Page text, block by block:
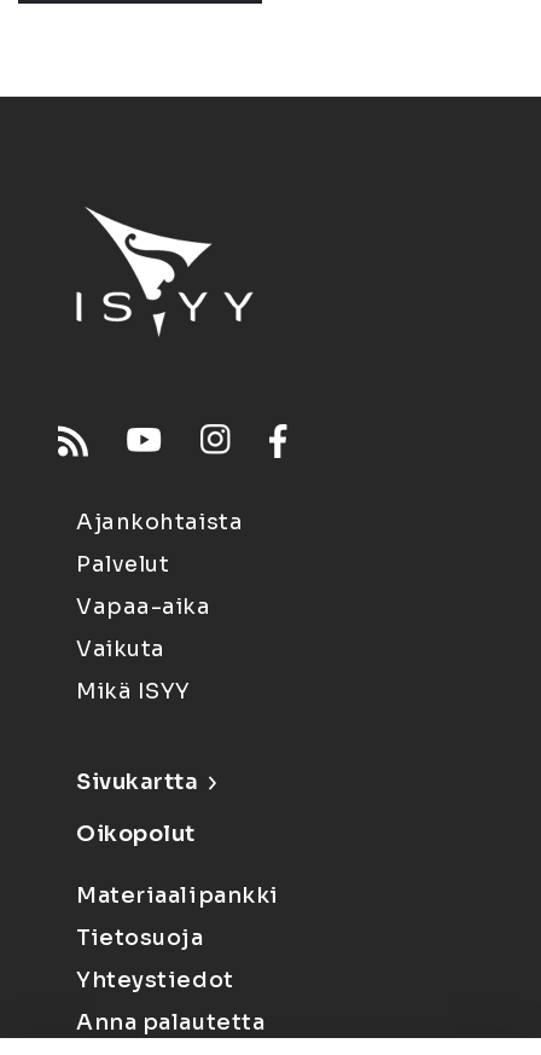
Ajankohtaista
Palvelut
Vapaa-aika
Vaikuta
Mikä ISYY
Sivukartta
Oikopolut
Materiaalipankki
Tietosuoja
Yhteystiedot
Anna palautetta